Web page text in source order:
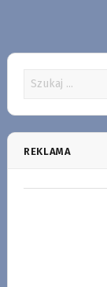
REKLAMA